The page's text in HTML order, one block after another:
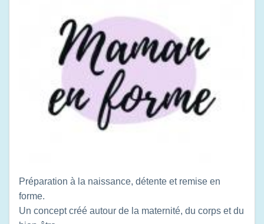
Préparation à la naissance, détente et remise en
forme.
Un concept créé autour de la maternité, du corps et du